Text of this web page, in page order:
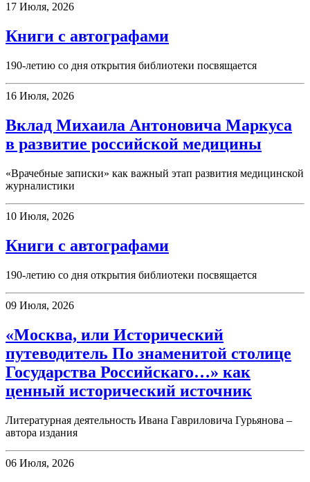
17 Июля, 2026
Книги с автографами
190-летию со дня открытия библиотеки посвящается
16 Июля, 2026
Вклад Михаила Антоновича Маркуса
в развитие российской медицины
«Врачебные записки» как важный этап развития медицинской
журналистики
10 Июля, 2026
Книги с автографами
190-летию со дня открытия библиотеки посвящается
09 Июля, 2026
«Москва, или Исторический
путеводитель По знаменитой столице
Государства Российскаго…» как
ценный исторический источник
Литературная деятельность Ивана Гавриловича Гурьянова –
автора издания
06 Июля, 2026